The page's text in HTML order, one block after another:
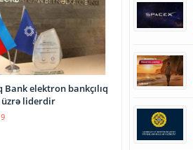
Bank elektron bankçılıq
liderdir